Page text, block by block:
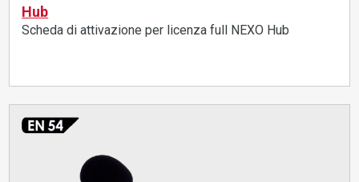
Hub
Scheda di attivazione per licenza full NEXO Hub